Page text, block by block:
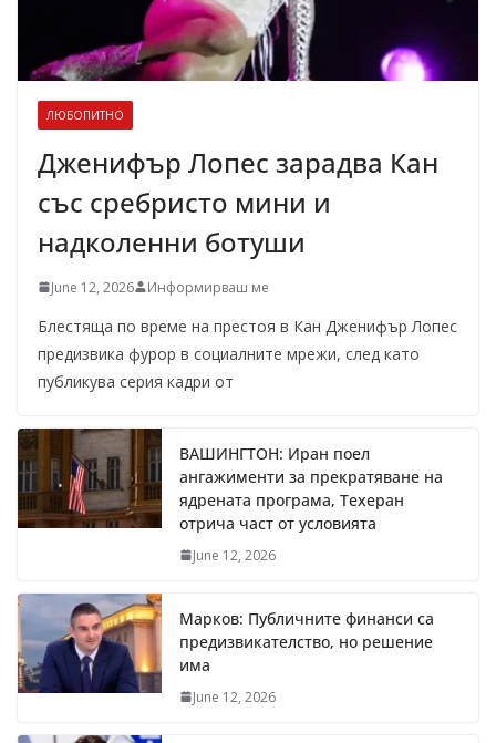
ЛЮБОПИТНО
Дженифър Лопес зарадва Кан
със сребристо мини и
надколенни ботуши
June 12, 2026 Информирваш ме
Блестяща по време на престоя в Кан Дженифър Лопес
предизвика фурор в социалните мрежи, след като
публикува серия кадри от
ВАШИНГТОН: Иран поел
ангажименти за прекратяване на
ядрената програма, Техеран
отрича част от условията
June 12, 2026
Марков: Публичните финанси са
предизвикателство, но решение
има
June 12, 2026